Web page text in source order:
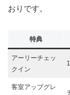
おりです。
特典
アーリーチェッ
クイン
客室アップグレ